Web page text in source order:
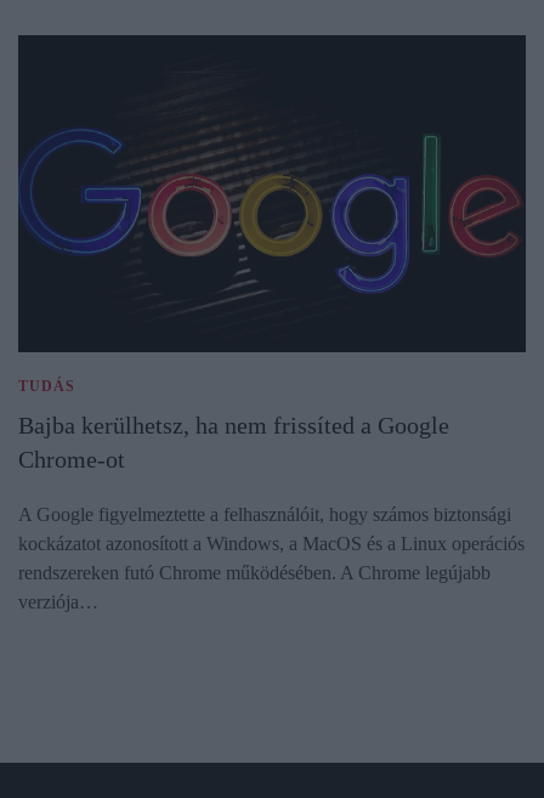
TUDÁS
Bajba kerülhetsz, ha nem frissíted a Google
Chrome-ot
A Google figyelmeztette a felhasználóit, hogy számos biztonsági
kockázatot azonosított a Windows, a MacOS és a Linux operációs
rendszereken futó Chrome működésében. A Chrome legújabb
verziója…